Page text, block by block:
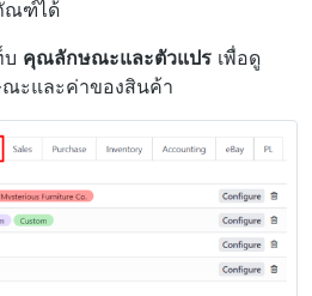
ณฑ์ได้
คุณลักษณะและตัวแปร เพื่อดู
ะและค่าของสินค้า